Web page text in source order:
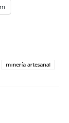
minería artesanal